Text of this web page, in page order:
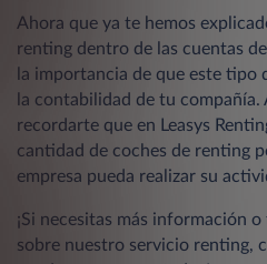
Ahora que ya te hemos
renting dentro de las cuentas
la importancia de que este tipo
la contabilidad de tu compañía.
recordarte que en Leasys
cantidad de coches de renting
empresa pueda realizar su
¡Si necesitas más información
sobre nuestro servicio renting,